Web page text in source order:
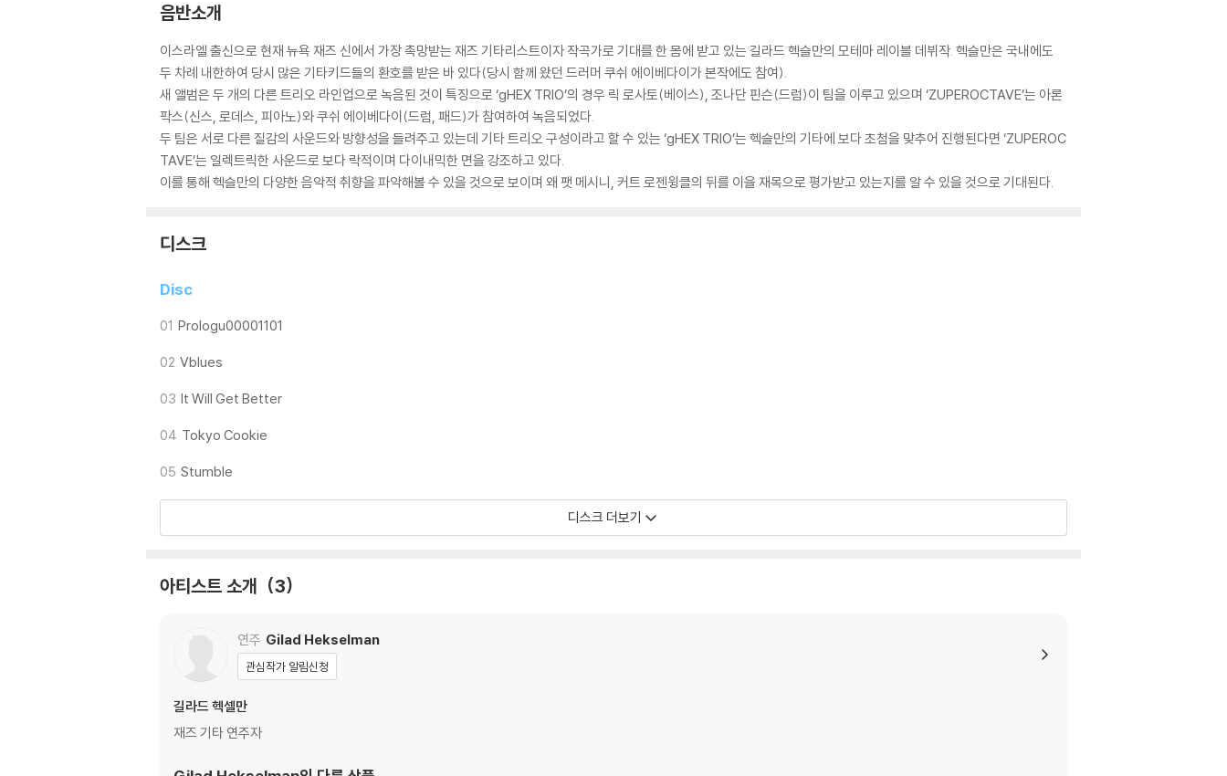
음반소개
이스라엘 출신으로 현재 뉴욕 재즈 신에서 가장 촉망받는 재즈 기타리스트이자 작곡가로 기대를 한 몸에 받고 있는 길라드 헥슬만의 모테마 레이블 데뷔작. 헥슬만은 국내에도
두 차례 내한하여 당시 많은 기타키드들의 환호를 받은 바 있다(당시 함께 왔던 드러머 쿠쉬 에이베다이가 본작에도 참여).
새 앨범은 두 개의 다른 트리오 라인업으로 녹음된 것이 특징으로 ‘gHEX TRIO’의 경우 릭 로사토(베이스), 조나단 핀슨(드럼)이 팀을 이루고 있으며 ‘ZUPEROCTAVE’는 아론
팍스(신스, 로데스, 피아노)와 쿠쉬 에이베다이(드럼, 패드)가 참여하여 녹음되었다.
두 팀은 서로 다른 질감의 사운드와 방향성을 들려주고 있는데 기타 트리오 구성이라고 할 수 있는 ‘gHEX TRIO’는 헥슬만의 기타에 보다 초첨을 맞추어 진행된다면 ‘ZUPEROC
TAVE’는 일렉트릭한 사운드로 보다 락적이며 다이내믹한 면을 강조하고 있다.
이를 통해 헥슬만의 다양한 음악적 취향을 파악해볼 수 있을 것으로 보이며 왜 팻 메시니, 커트 로젠윙클의 뒤를 이을 재목으로 평가받고 있는지를 알 수 있을 것으로 기대된다.
디스크
Disc
01 Prologu00001101
02 Vblues
03 It Will Get Better
04 Tokyo Cookie
05 Stumble
디스크 더보기
아티스트 소개 3
연주 Gilad Hekselman
관심작가 알림신청
길라드 헥셀만
재즈 기타 연주자